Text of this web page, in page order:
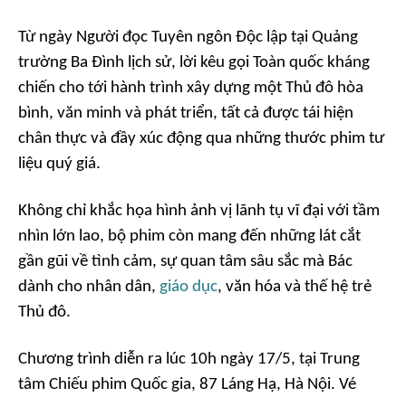
Từ ngày Người đọc Tuyên ngôn Độc lập tại Quảng
trường Ba Đình lịch sử, lời kêu gọi Toàn quốc kháng
chiến cho tới hành trình xây dựng một Thủ đô hòa
bình, văn minh và phát triển, tất cả được tái hiện
chân thực và đầy xúc động qua những thước phim tư
liệu quý giá.
Không chỉ khắc họa hình ảnh vị lãnh tụ vĩ đại với tầm
nhìn lớn lao, bộ phim còn mang đến những lát cắt
gần gũi về tình cảm, sự quan tâm sâu sắc mà Bác
dành cho nhân dân, giáo dục, văn hóa và thế hệ trẻ
Thủ đô.
Chương trình diễn ra lúc 10h ngày 17/5, tại Trung
tâm Chiếu phim Quốc gia, 87 Láng Hạ, Hà Nội. Vé